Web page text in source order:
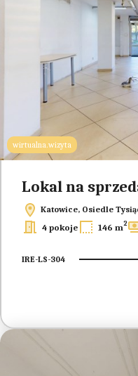
wirtualna.wizyta
Lokal na
Katowice, Osiedle
4 pokoje 146 m2
IRE-LS-304